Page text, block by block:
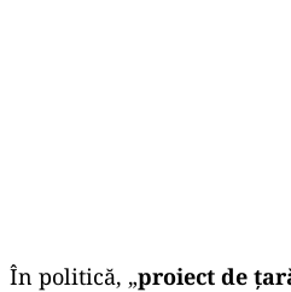
În politică, „proiect de